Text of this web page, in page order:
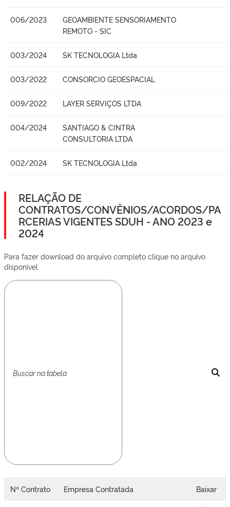
006/2023
GEOAMBIENTE SENSORIAMENTO
REMOTO - SIC
003/2024 SK TECNOLOGIA Ltda
003/2022 CONSORCIO GEOESPACIAL
009/2022 LAYER SERVIÇOS LTDA
004/2024
SANTIAGO & CINTRA
CONSULTORIA LTDA
002/2024 SK TECNOLOGIA Ltda
RELAÇÃO DE
CONTRATOS/CONVÊNIOS/ACORDOS/PA
RCERIAS VIGENTES SDUH - ANO 2023 e
2024
Para fazer download do arquivo completo clique no arquivo
disponível
Nº Contrato Empresa Contratada Baixar